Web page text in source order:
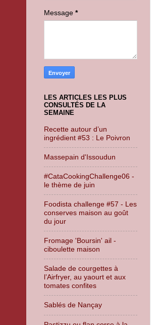
Message *
LES ARTICLES LES PLUS
CONSULTÉS DE LA
SEMAINE
Recette autour d’un
ingrédient #53 : Le Poivron
Massepain d'Issoudun
#CataCookingChallenge06 -
le thème de juin
Foodista challenge #57 - Les
conserves maison au goût
du jour
Fromage 'Boursin' ail -
ciboulette maison
Salade de courgettes à
l’Airfryer, au yaourt et aux
tomates confites
Sablés de Nançay